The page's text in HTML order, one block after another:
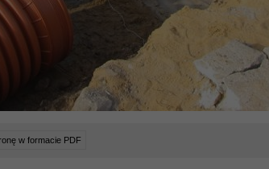
w formacie PDF